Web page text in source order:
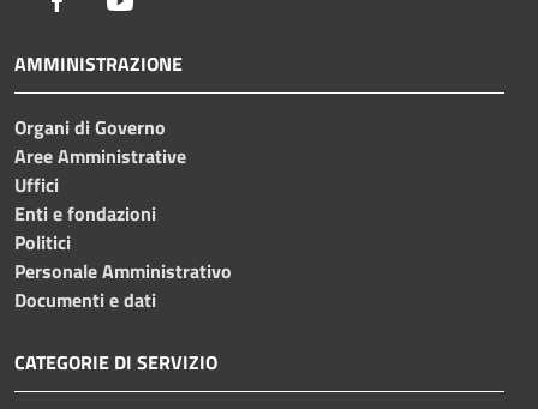
AMMINISTRAZIONE
Organi di Governo
Aree Amministrative
Uffici
Enti e fondazioni
Politici
Personale Amministrativo
Documenti e dati
CATEGORIE DI SERVIZIO